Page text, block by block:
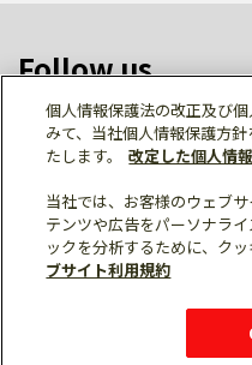
Follow us
個人情報保護 利用規約
サイトマップ
三菱電
個人情報保護法の改正及び
みて、当社個人情報保護方
たします。
改定した個人情
当社では、お客様のウェブ
テンツや広告をパーソナラ
ックを分析するために、クッ
ブサイト利用規約
チャッ